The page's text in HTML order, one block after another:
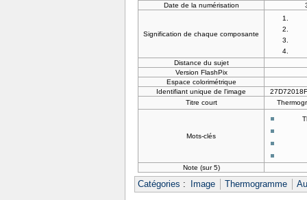
Date de la numérisation
Signification de chaque composante
Distance du sujet
Version FlashPix
Espace colorimétrique
Identifiant unique de l'image
Titre court
Mots-clés
Note (sur 5)
Catégories : Image Thermogramme